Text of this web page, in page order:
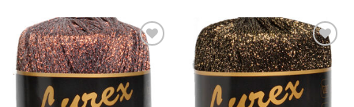
Setja á
óskalista
Setja á
óskalista